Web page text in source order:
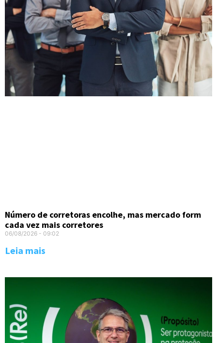
Número de corretoras encolhe, mas mercado form
cada vez mais corretores
06/08/2026 09:02
Leia mais